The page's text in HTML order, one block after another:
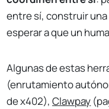
entre sí, construir
esperar a que un
Algunas de estas
(enrutamiento
de x402),Clawpay